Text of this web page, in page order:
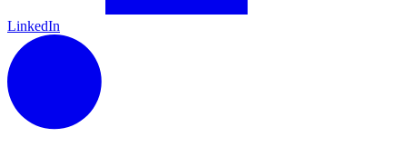
LinkedIn